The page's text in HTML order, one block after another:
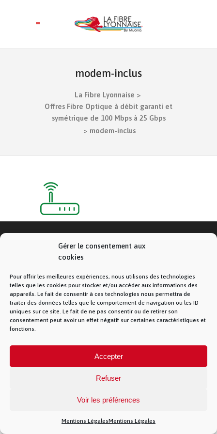
Gérer le consentement aux
cookies
Pour offrir les meilleures expériences, nous utilisons des technologies
telles que les cookies pour stocker et/ou accéder aux informations des
appareils. Le fait de consentir à ces technologies nous permettra de
traiter des données telles que le comportement de navigation ou les ID
uniques sur ce site. Le fait de ne pas consentir ou de retirer son
consentement peut avoir un effet négatif sur certaines caractéristiques et
fonctions.
Accepter
Refuser
Voir les préférences
Mentions LégalesMentions Légales
modem-inclus
La Fibre Lyonnaise >
Offres Fibre Optique à débit garanti et
symétrique de 100 Mbps à 25 Gbps
> modem-inclus
© La Fibre Lyonnaise –
28 –Contact – La Fibre Lyonnaise est une
marque de la société Muona SAS